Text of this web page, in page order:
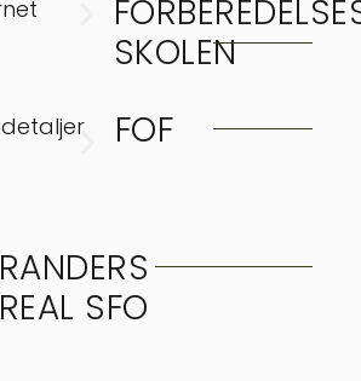
SKOLEN
FOF
RANDERS
REAL SFO